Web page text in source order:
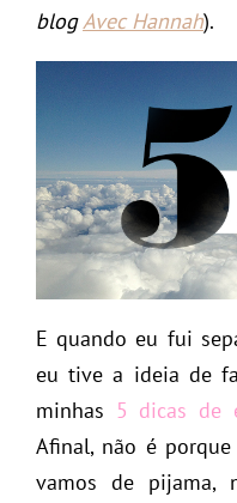
blogAvec Hannah).
E quando eu fui
eu tive a ideia de
minhas 5 dicas de
Afinal, não é
vamos de pijama,